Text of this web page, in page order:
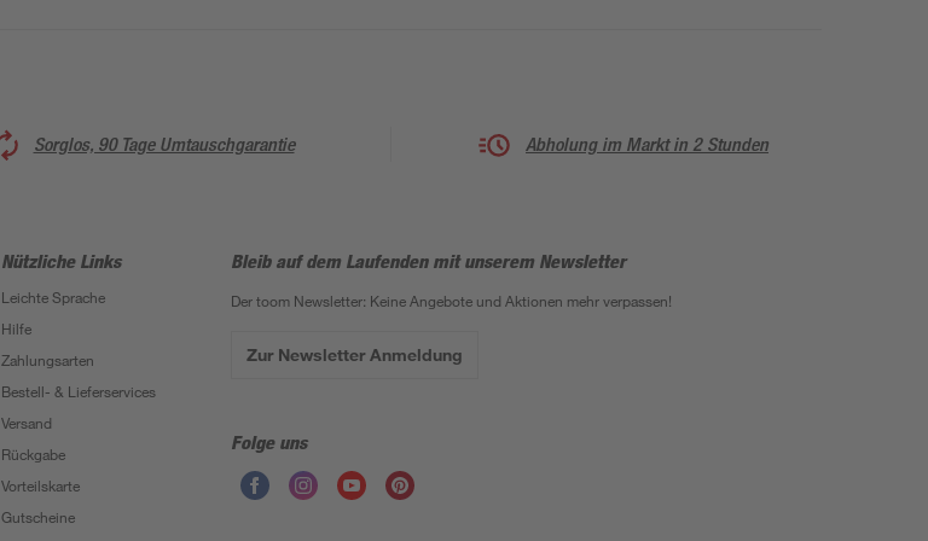
Sorglos, 90 Tage Umtauschgarantie Abholung im Markt in 2 Stunden
Nützliche Links
Leichte Sprache
Hilfe
Zahlungsarten
Bestell- & Lieferservices
Versand
Rückgabe
Vorteilskarte
Gutscheine
Bleib auf dem Laufenden mit unserem Newsletter
Der toom Newsletter: Keine Angebote und Aktionen mehr verpassen!
Zur Newsletter Anmeldung
Folge uns